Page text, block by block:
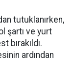
tutuklanırken,
şartı ve yurt
bırakıldı.
ardından